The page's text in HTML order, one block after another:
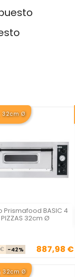
32cm Ø
Prismafood BASIC 4
PIZZAS 32cm Ø
Precio base
€ -42% Precio
887,98 €

rápida
32cm Ø